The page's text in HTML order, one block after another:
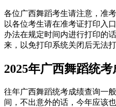
各位广西舞蹈考生请注意，准
以各位考生请在准考证打印入
办法在规定时间内进行打印的
来，以免打印系统关闭后无法打
2025年广西舞蹈统
往年广西舞蹈统考成绩查询一
间，不出意外的话，今年应该